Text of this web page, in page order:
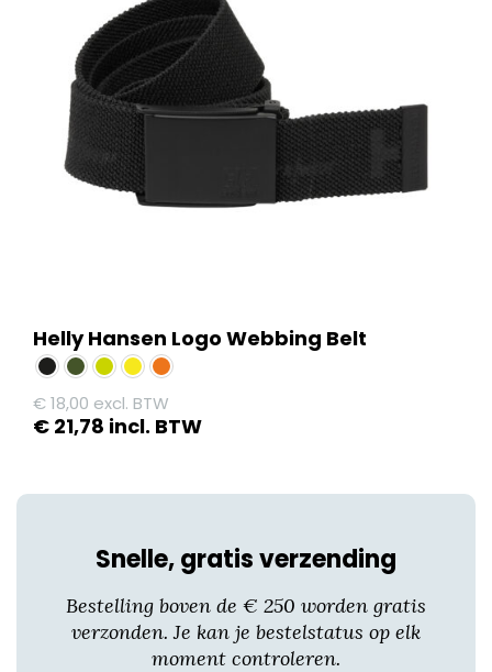
Helly Hansen Logo Webbing Belt
€18,00 excl. BTW
€ 21,78 incl. BTW
variaties.
optie
Snelle, gratis verzending
Bestelling boven de € 250 worden gratis
verzonden. Je kan je bestelstatus op elk
moment controleren.